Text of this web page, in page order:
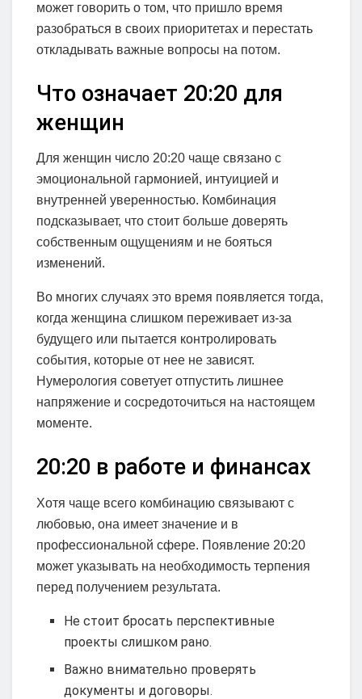
может говорить о том, что пришло время
разобраться в своих приоритетах и перестать
откладывать важные вопросы на потом.
Что означает 20:20 для
женщин
Для женщин число 20:20 чаще связано с
эмоциональной гармонией, интуицией и
внутренней уверенностью. Комбинация
подсказывает, что стоит больше доверять
собственным ощущениям и не бояться
изменений.
Во многих случаях это время появляется тогда,
когда женщина слишком переживает из-за
будущего или пытается контролировать
события, которые от нее не зависят.
Нумерология советует отпустить лишнее
напряжение и сосредоточиться на настоящем
моменте.
20:20 в работе и финансах
Хотя чаще всего комбинацию связывают с
любовью, она имеет значение и в
профессиональной сфере. Появление 20:20
может указывать на необходимость терпения
перед получением результата.
Не стоит бросать перспективные
проекты слишком рано.
Важно внимательно проверять
документы и договоры.